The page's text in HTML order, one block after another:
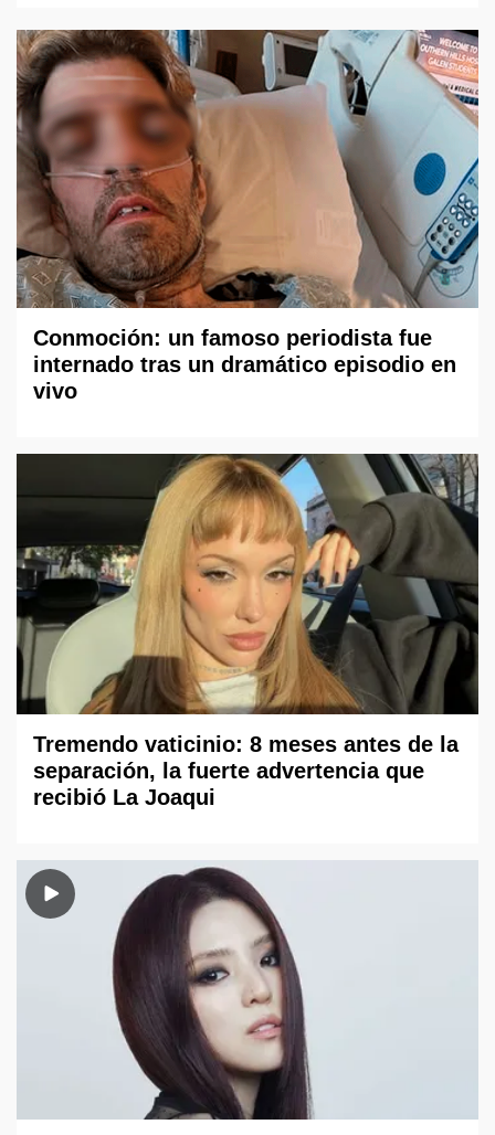
Conmoción: un famoso periodista fue
internado tras un dramático episodio en
vivo
Tremendo vaticinio: 8 meses antes de la
separación, la fuerte advertencia que
recibió La Joaqui